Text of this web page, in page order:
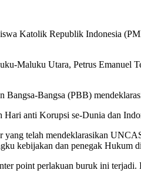
Katolik Republik Indonesia
Maluku Utara, Petrus
Bangsa-Bangsa (PBB)
anti Korupsi se-Dunia dan
yang telah mendeklarasikan
kebijakan dan penegak Hukum
point perlakuan buruk ini